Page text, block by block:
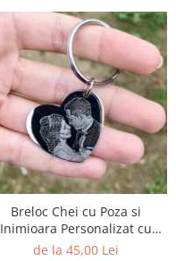
Breloc Chei cu Poza si
Inimioara Personalizat cu
Gravura
de la 45,00 Lei